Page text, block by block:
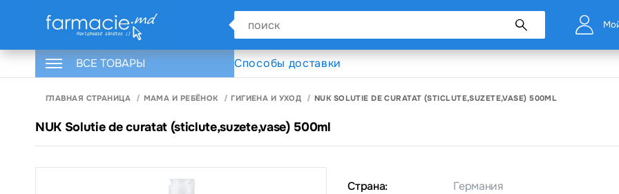
ВСЕ ТОВАРЫ Способы доставки
ГЛАВНАЯ СТРАНИЦА МАМА И РЕБЁНОК ГИГИЕНА И УХОД NUK SOLUTIE DE CURATAT (STICLUTE,SUZETE,VASE) 500ML
NUK Solutie de curatat (sticlute,suzete,vase) 500ml
Страна:
Германия